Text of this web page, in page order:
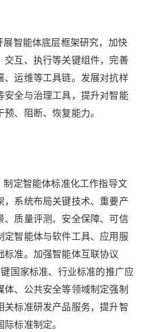
智能体底层框架研究，加快
交互、执行等关键组件，完善
、运维等工具链。发展对抗样
安全与治理工具，提升对智能
、阻断、恢复能力。
定智能体标准化工作指导文
，系统布局关键技术、重要产
、质量评测、安全保障、可信
定智能体与软件工具、应用服
标准。加强智能体互联协议
国家标准、行业标准的推广应
、公共安全等领域制定强制
关标准研发产品服务，提升智
标准制定。